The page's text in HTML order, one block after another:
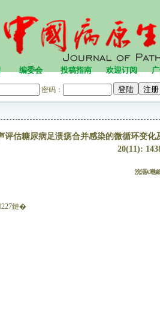
编委会 投稿指南 欢迎订阅
密码：
评估糖尿病足溃疡合并感染的微循环变
20(11):
浣滆€咃
鏈�